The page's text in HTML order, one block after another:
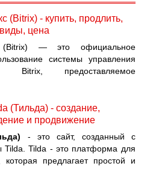
(Bitrix) - купить, продлить,
виды, цена
(Bitrix) — это официальное
системы управления
Bitrix, предоставляемое
(Тильда) - создание,
и продвижение
- это сайт, созданный с
Tilda - это платформа для
которая предлагает простой и